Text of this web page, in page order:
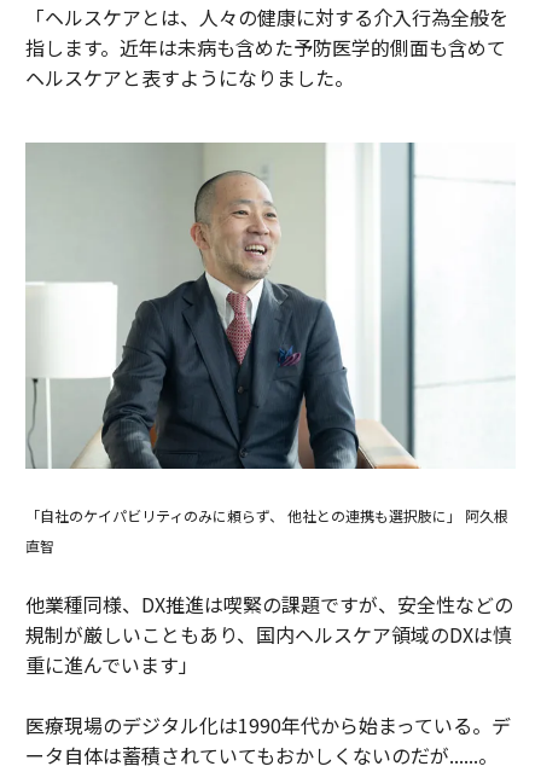
「ヘルスケアとは、人々の健康に対する介入行為全般を
指します。近年は未病も含めた予防医学的側面も含めて
ヘルスケアと表すようになりました。
「自社のケイパビリティのみに頼らず、 他社との連携も選択肢に」 阿久根
直智
他業種同様、DX推進は喫緊の課題ですが、安全性などの
規制が厳しいこともあり、国内ヘルスケア領域のDXは慎
重に進んでいます」
医療現場のデジタル化は1990年代から始まっている。デ
ータ自体は蓄積されていてもおかしくないのだが......。